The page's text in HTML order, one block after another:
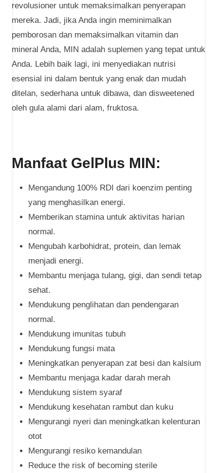
revolusioner untuk memaksimalkan penyerapan
mereka. Jadi, jika Anda ingin meminimalkan
pemborosan dan memaksimalkan vitamin dan
mineral Anda, MIN adalah suplemen yang tepat untuk
Anda. Lebih baik lagi, ini menyediakan nutrisi
esensial ini dalam bentuk yang enak dan mudah
ditelan, sederhana untuk dibawa, dan disweetened
oleh gula alami dari alam, fruktosa.
Manfaat GelPlus MIN:
Mengandung 100% RDI dari koenzim penting
yang menghasilkan energi.
Memberikan stamina untuk aktivitas harian
normal.
Mengubah karbohidrat, protein, dan lemak
menjadi energi.
Membantu menjaga tulang, gigi, dan sendi tetap
sehat.
Mendukung penglihatan dan pendengaran
normal.
Mendukung imunitas tubuh
Mendukung fungsi mata
Meningkatkan penyerapan zat besi dan kalsium
Membantu menjaga kadar darah merah
Mendukung sistem syaraf
Mendukung kesehatan rambut dan kuku
Mengurangi nyeri dan meningkatkan kelenturan
otot
Mengurangi resiko kemandulan
Reduce the risk of becoming sterile